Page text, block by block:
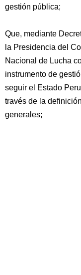
gestión pública;
Que, mediante
la Presidencia del
Nacional de Lucha
instrumento de
seguir el Estado
través de la
generales;